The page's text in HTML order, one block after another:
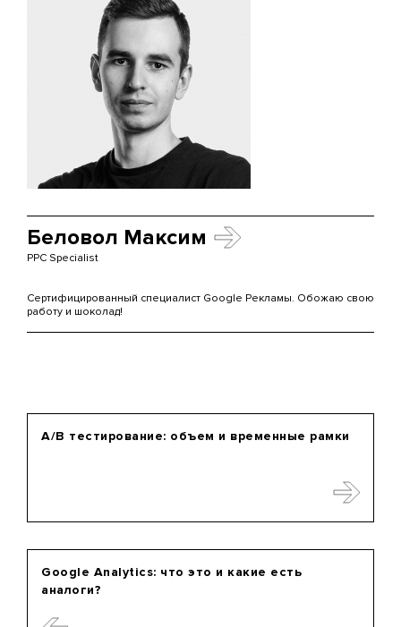
Беловол Максим
PPC Specialist
Сертифицированный специалист Google Рекламы. Обожаю свою
работу и шоколад!
Google Analytics: что это и какие есть
аналоги?
А/B тестирование: объем и временные рамки